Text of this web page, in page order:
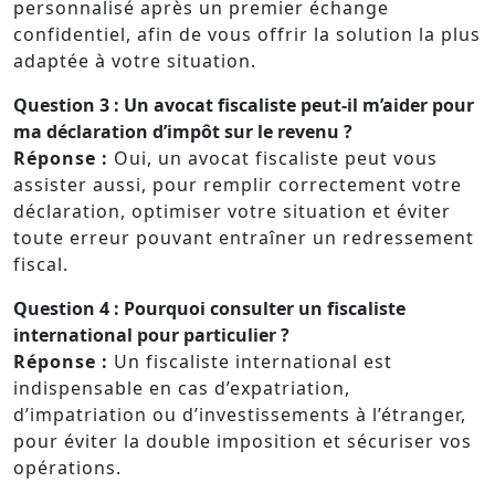
personnalisé après un premier échange
confidentiel, afin de vous offrir la solution la plus
adaptée à votre situation.
Question 3 : Un avocat fiscaliste peut-il m’aider pour
ma déclaration d’impôt sur le revenu ?
Réponse : Oui, un avocat fiscaliste peut vous
assister aussi, pour remplir correctement votre
déclaration, optimiser votre situation et éviter
toute erreur pouvant entraîner un redressement
fiscal.
Question 4 : Pourquoi consulter un fiscaliste
international pour particulier ?
Réponse : Un fiscaliste international est
indispensable en cas d’expatriation,
d’impatriation ou d’investissements à l’étranger,
pour éviter la double imposition et sécuriser vos
opérations.